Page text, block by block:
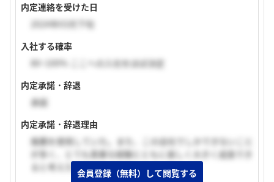
内定連絡を受けた日
2024年03月下旬
入社する確率
80~100% ここへの入社をほぼ決定
内定承諾・辞退
承諾
内定承諾・辞退理由
推薦を使用していた。また、この会社でしかできないこと
が多く、とても貴重な経験とともに楽しく大きく成長でき
ると考えたから。会員登録（無料）して閲覧する